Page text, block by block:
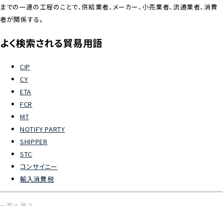
サステナビリティ
ENGLISH
までの一連の工程のことで、供給業者、メーカー、小売業者、流通業者、消費
者が関係する。
よく検索される貿易用語
CIP
CY
ETA
FCR
MT
NOTIFY PARTY
SHIPPER
STC
コンサイニー
輸入消費税